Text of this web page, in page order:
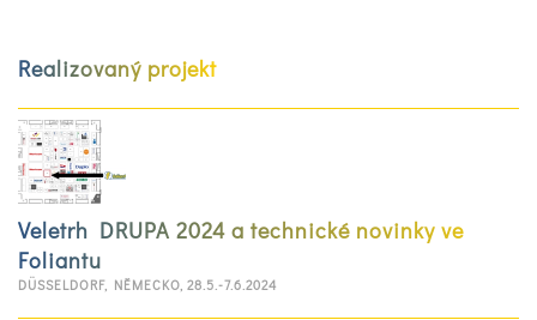
Realizovaný projekt
Veletrh DRUPA 2024 a technické novinky ve
Foliantu
DÜSSELDORF, NĚMECKO, 28.5.-7.6.2024